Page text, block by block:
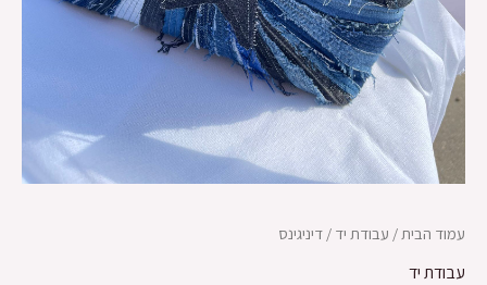
עמוד הבית/ עבודת יד / דיניגינס
עבודת יד